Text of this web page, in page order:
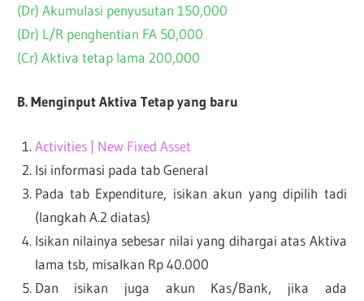
(Dr) Akumulasi penyusutan 150,000
(Dr) L/R penghentian FA 50,000
(Cr) Aktiva tetap lama 200,000
B. Menginput Aktiva Tetap yang baru
Activities | New Fixed Asset
Isi informasi pada tab General
Pada tab Expenditure, isikan akun yang dipilih tadi
(langkah A.2 diatas)
Isikan nilainya sebesar nilai yang dihargai atas Aktiva
lama tsb, misalkan Rp 40.000
Dan isikan juga akun Kas/Bank, jika ada